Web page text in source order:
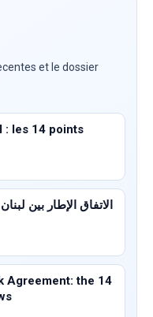
et le dossier
: les 14 points
Agreement: the 14